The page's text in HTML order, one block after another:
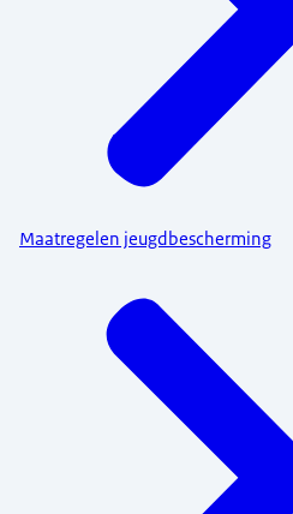
Maatregelen jeugdbescherming